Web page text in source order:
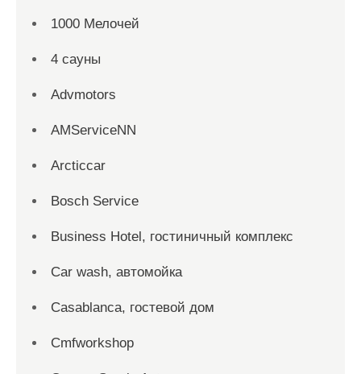
1000 Мелочей
4 сауны
Advmotors
AMServiceNN
Arcticcar
Bosch Service
Business Hotel, гостиничный комплекс
Car wash, автомойка
Casablanca, гостевой дом
Cmfworkshop